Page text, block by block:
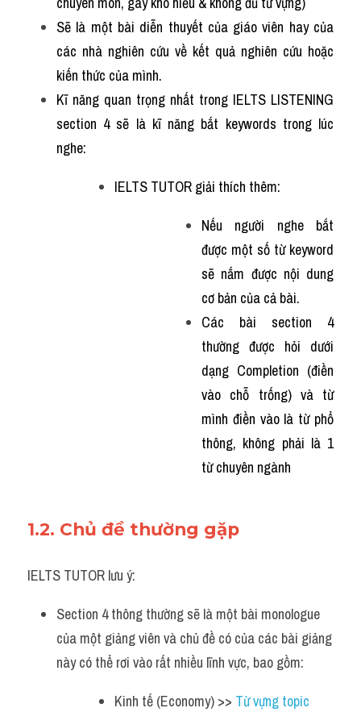
Task 1
Ngân hàng đề thi máy
Phân biệt từ
Report đề thi thật IELTS
Sẽ là một bài diễn thuyết của giáo viên hay của
các nhà nghiên cứu về kết quả nghiên cứu hoặc
kiến thức của mình.
Kĩ năng quan trọng nhất trong IELTS LISTENING
section 4 sẽ là kĩ năng bắt keywords trong lúc
nghe:
IELTS TUTOR giải thích thêm:
Nếu người nghe bắt
được một số từ keyword
sẽ nắm được nội dung
cơ bản của cả bài.
Các bài section 4
thường được hỏi dưới
dạng Completion (điền
vào chỗ trống) và từ
mình điền vào là từ phổ
thông, không phải là 1
từ chuyên ngành
1.2. Chủ đề thường gặp
IELTS TUTOR lưu ý:
Section 4 thông thường sẽ là một bài monologue
của một giảng viên và chủ đề có của các bài giảng
này có thể rơi vào rất nhiều lĩnh vực, bao gồm:
Kinh tế (Economy) >> Từ vựng topic